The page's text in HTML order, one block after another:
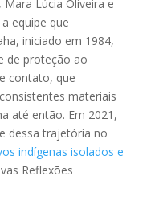
Lúcia Oliveira e
equipe que
iniciado em 1984,
de proteção ao
contato, que
materiais
até então. Em 2021,
dessa trajetória no
indígenas isolados e
Reflexões